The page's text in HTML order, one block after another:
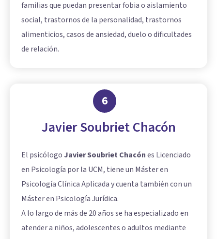
familias que puedan presentar fobia o aislamiento
social, trastornos de la personalidad, trastornos
alimenticios, casos de ansiedad, duelo o dificultades
de relación.
6
Javier Soubriet Chacón
El psicólogo Javier Soubriet Chacónes Licenciado
en Psicología por la UCM, tiene un Máster en
Psicología Clínica Aplicada y cuenta también con un
Máster en Psicología Jurídica.
A lo largo de más de 20 años se ha especializado en
atender a niños, adolescentes o adultos mediante